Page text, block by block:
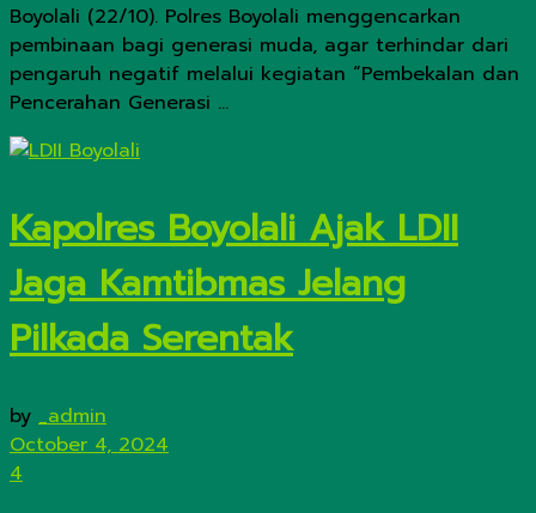
Boyolali (22/10). Polres Boyolali menggencarkan
pembinaan bagi generasi muda, agar terhindar dari
pengaruh negatif melalui kegiatan “Pembekalan dan
Pencerahan Generasi ...
Kapolres Boyolali Ajak LDII
Jaga Kamtibmas Jelang
Pilkada Serentak
by _admin
October 4, 2024
4